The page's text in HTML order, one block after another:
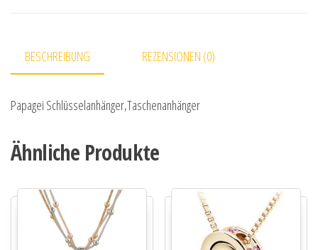
BESCHREIBUNG REZENSIONEN (0)
Papagei Schlüsselanhänger,Taschenanhänger
Ähnliche Produkte